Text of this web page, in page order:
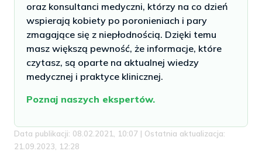
oraz konsultanci medyczni, którzy na co dzień
wspierają kobiety po poronieniach i pary
zmagające się z niepłodnością. Dzięki temu
masz większą pewność, że informacje, które
czytasz, są oparte na aktualnej wiedzy
medycznej i praktyce klinicznej.
Poznaj naszych ekspertów.
Data publikacji: 08.02.2021, 10:07 | Ostatnia aktualizacja:
21.09.2023, 12:28